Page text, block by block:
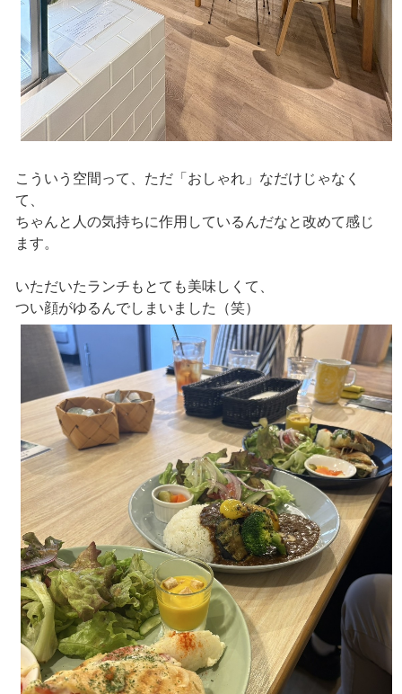
こういう空間って、ただ「おしゃれ」なだけじゃなく
て、
ちゃんと人の気持ちに作用しているんだなと改めて感じ
ます。
いただいたランチもとても美味しくて、
つい顔がゆるんでしまいました（笑）